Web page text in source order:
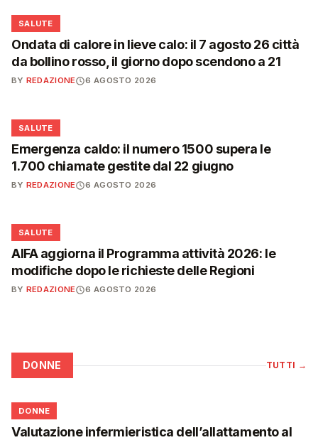
❤️
SALUTE
Ondata di calore in lieve calo: il 7 agosto 26 città
da bollino rosso, il giorno dopo scendono a 21
BY REDAZIONE 6 AGOSTO 2026
❤️
SALUTE
Emergenza caldo: il numero 1500 supera le
1.700 chiamate gestite dal 22 giugno
BY REDAZIONE 6 AGOSTO 2026
❤️
SALUTE
AIFA aggiorna il Programma attività 2026: le
modifiche dopo le richieste delle Regioni
BY REDAZIONE 6 AGOSTO 2026
DONNE TUTTI →
🌸
DONNE
Valutazione infermieristica dell’allattamento al